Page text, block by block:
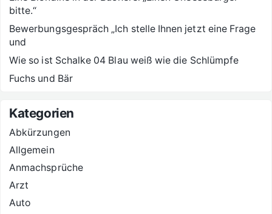
bitte.“
Bewerbungsgespräch „Ich stelle Ihnen jetzt eine Frage
und
Wie so ist Schalke 04 Blau weiß wie die Schlümpfe
Fuchs und Bär
Kategorien
Abkürzungen
Allgemein
Anmachsprüche
Arzt
Auto